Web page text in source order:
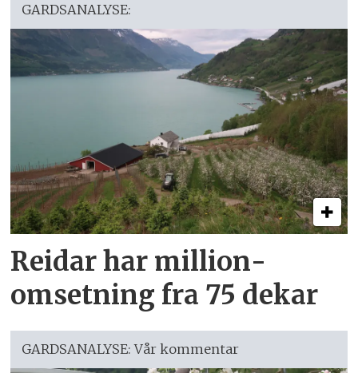
GARDSANALYSE:
Reidar har million­
omsetning fra 75 dekar
GARDSANALYSE: Vår kommentar